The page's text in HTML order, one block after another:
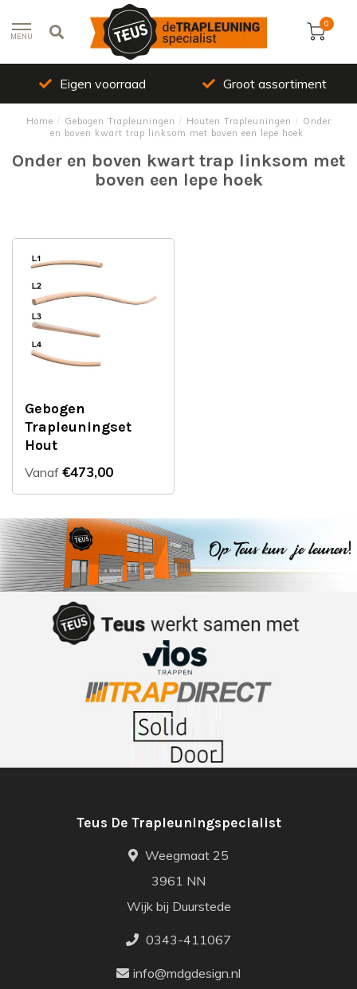
MENU
0
Eigen voorraad Groot assortiment
Home / Gebogen Trapleuningen / Houten Trapleuningen / Onder
en boven kwart trap linksom met boven een lepe hoek
Onder en boven kwart trap linksom met
boven een lepe hoek
Gebogen
Trapleuningset
Hout
Vanaf €473,00
Teus De Trapleuningspecialist
Weegmaat 25
3961 NN
Wijk bij Duurstede
0343-411067
info@mdgdesign.nl